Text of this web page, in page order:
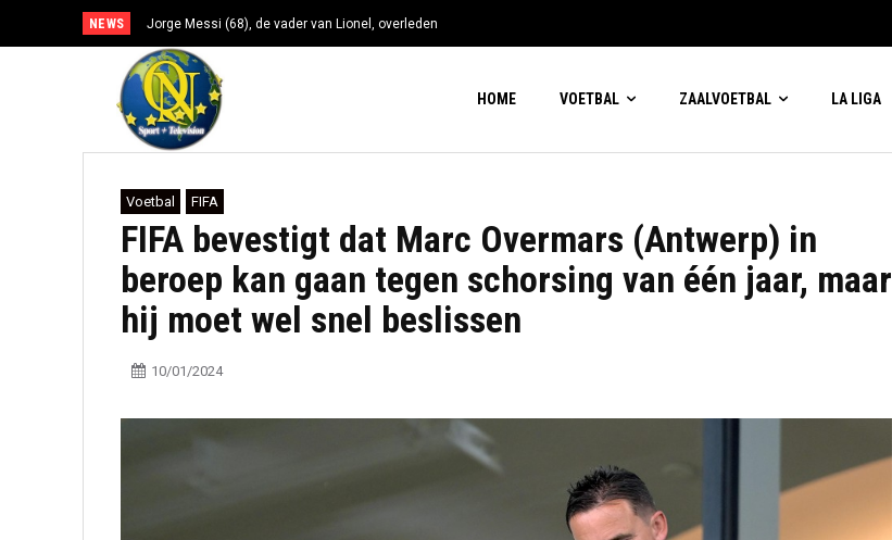
NEWS Jorge Messi (68), de vader van Lionel, overleden
HOME VOETBAL ZAALVOETBAL LA LIGA
Voetbal FIFA
FIFA bevestigt dat Marc Overmars (Antwerp) in
beroep kan gaan tegen schorsing van één jaar, maar
hij moet wel snel beslissen
10/01/2024